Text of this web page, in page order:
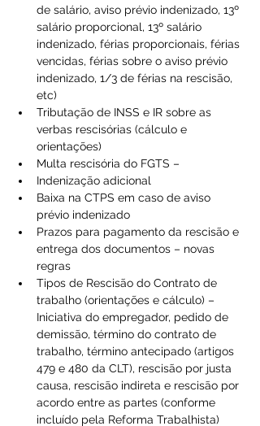
de salário, aviso prévio indenizado, 13º
salário proporcional, 13º salário
indenizado, férias proporcionais, férias
vencidas, férias sobre o aviso prévio
indenizado, 1/3 de férias na rescisão,
etc)
Tributação de INSS e IR sobre as
verbas rescisórias (cálculo e
orientações)
Multa rescisória do FGTS –
Indenização adicional
Baixa na CTPS em caso de aviso
prévio indenizado
Prazos para pagamento da rescisão e
entrega dos documentos – novas
regras
Tipos de Rescisão do Contrato de
trabalho (orientações e cálculo) –
Iniciativa do empregador, pedido de
demissão, término do contrato de
trabalho, término antecipado (artigos
479 e 480 da CLT), rescisão por justa
causa, rescisão indireta e rescisão por
acordo entre as partes (conforme
incluído pela Reforma Trabalhista)